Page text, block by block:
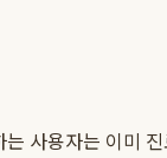
사용자는 이미